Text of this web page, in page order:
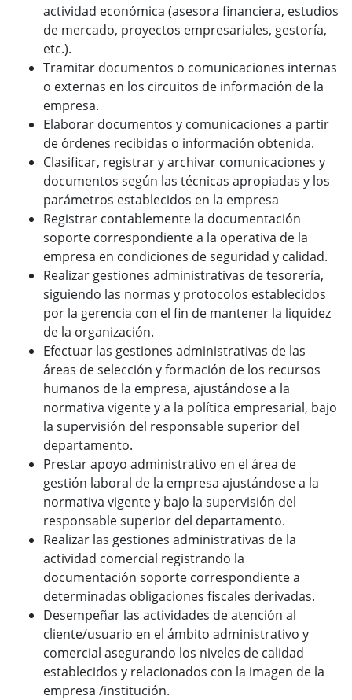
actividad económica (asesora financiera, estudios
de mercado, proyectos empresariales, gestoría,
etc.).
Tramitar documentos o comunicaciones internas
o externas en los circuitos de información de la
empresa.
Elaborar documentos y comunicaciones a partir
de órdenes recibidas o información obtenida.
Clasificar, registrar y archivar comunicaciones y
documentos según las técnicas apropiadas y los
parámetros establecidos en la empresa
Registrar contablemente la documentación
soporte correspondiente a la operativa de la
empresa en condiciones de seguridad y calidad.
Realizar gestiones administrativas de tesorería,
siguiendo las normas y protocolos establecidos
por la gerencia con el fin de mantener la liquidez
de la organización.
Efectuar las gestiones administrativas de las
áreas de selección y formación de los recursos
humanos de la empresa, ajustándose a la
normativa vigente y a la política empresarial, bajo
la supervisión del responsable superior del
departamento.
Prestar apoyo administrativo en el área de
gestión laboral de la empresa ajustándose a la
normativa vigente y bajo la supervisión del
responsable superior del departamento.
Realizar las gestiones administrativas de la
actividad comercial registrando la
documentación soporte correspondiente a
determinadas obligaciones fiscales derivadas.
Desempeñar las actividades de atención al
cliente/usuario en el ámbito administrativo y
comercial asegurando los niveles de calidad
establecidos y relacionados con la imagen de la
empresa /institución.